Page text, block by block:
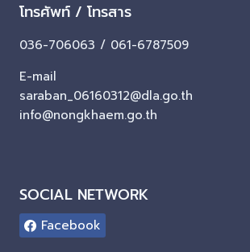
โทรศัพท์ / โทรสาร
036-706063 / 061-6787509
E-mail
saraban_06160312@dla.go.th
info@nongkhaem.go.th
SOCIAL NETWORK
Facebook